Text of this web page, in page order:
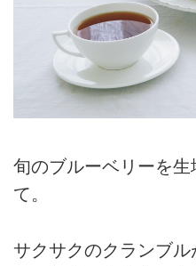
旬のブルーベリーを
て。
サクサクのクランブ